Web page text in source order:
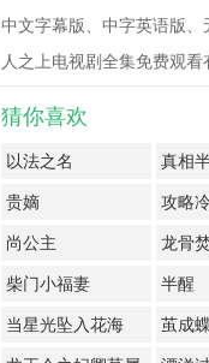
中文字幕版、中字英语版
人之上电视剧全集免费观
猜你喜欢
以法之名 真相
贵嫡 攻略
尚公主 龙骨
柴门小福妻 半醒
当星光坠入花海 茧成蝶